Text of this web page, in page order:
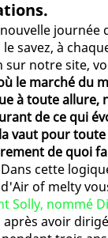
journée
savez, à
notre site,
le marché du
à toute allure,
de ce qui
vaut pour
de quoi
Dans cette
of melty
Solly, nommé
après avoir